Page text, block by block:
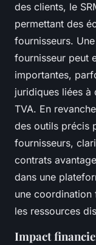
des clients, le
permettant des
fournisseurs.
fournisseur peut
importantes,
juridiques liées à
TVA. En
des outils précis
fournisseurs,
contrats
dans une
une coordination
les ressources
Impact